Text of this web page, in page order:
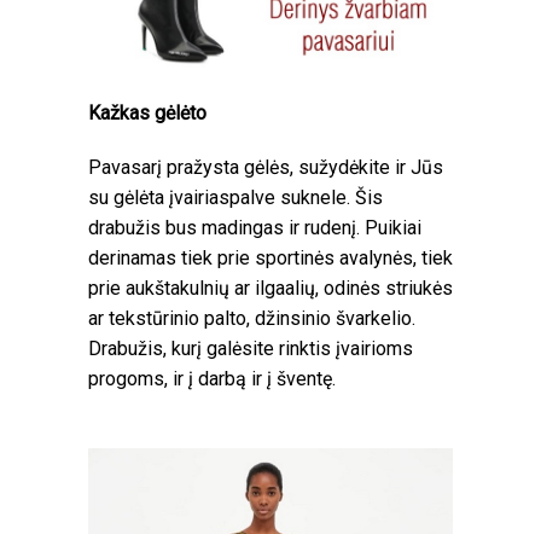
Kažkas gėlėto
Pavasarį pražysta gėlės, sužydėkite ir Jūs
su gėlėta įvairiaspalve suknele. Šis
drabužis bus madingas ir rudenį. Puikiai
derinamas tiek prie sportinės avalynės, tiek
prie aukštakulnių ar ilgaalių, odinės striukės
ar tekstūrinio palto, džinsinio švarkelio.
Drabužis, kurį galėsite rinktis įvairioms
progoms, ir į darbą ir į šventę.